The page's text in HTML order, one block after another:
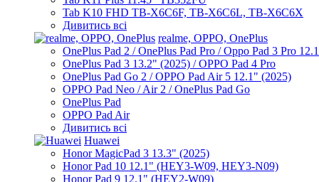
Tab K10 FHD TB-X6C6F, TB-X6C6L, TB-X6C6X
Дивитись всі
realme, OPPO, OnePlus
OnePlus Pad 2 / OnePlus Pad Pro / Oppo Pad 3 Pro
OnePlus Pad 3 13.2" (2025) / OPPO Pad 4 Pro
OnePlus Pad Go 2 / OPPO Pad Air 5 12.1" (2025)
OPPO Pad Neo / Air 2 / OnePlus Pad Go
OnePlus Pad
OPPO Pad Air
Дивитись всі
Huawei
Honor MagicPad 3 13.3" (2025)
Honor Pad 10 12.1" (HEY3-W09, HEY3-N09)
Honor Pad 9 12.1" (HEY2-W09)